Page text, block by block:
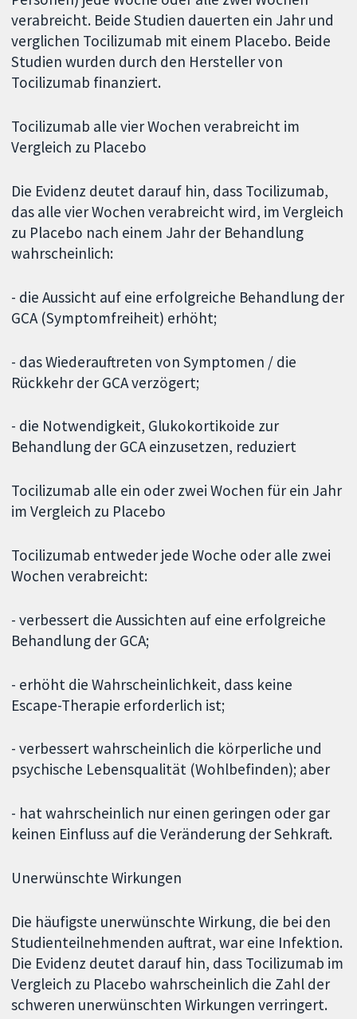
verabreicht. Beide Studien dauerten ein Jahr und
verglichen Tocilizumab mit einem Placebo. Beide
Studien wurden durch den Hersteller von
Tocilizumab finanziert.
Tocilizumab alle vier Wochen verabreicht im
Vergleich zu Placebo
Die Evidenz deutet darauf hin, dass Tocilizumab,
das alle vier Wochen verabreicht wird, im Vergleich
zu Placebo nach einem Jahr der Behandlung
wahrscheinlich:
- die Aussicht auf eine erfolgreiche Behandlung der
GCA (Symptomfreiheit) erhöht;
- das Wiederauftreten von Symptomen / die
Rückkehr der GCA verzögert;
- die Notwendigkeit, Glukokortikoide zur
Behandlung der GCA einzusetzen, reduziert
Tocilizumab alle ein oder zwei Wochen für ein Jahr
im Vergleich zu Placebo
Tocilizumab entweder jede Woche oder alle zwei
Wochen verabreicht:
- verbessert die Aussichten auf eine erfolgreiche
Behandlung der GCA;
- erhöht die Wahrscheinlichkeit, dass keine
Escape-Therapie erforderlich ist;
- verbessert wahrscheinlich die körperliche und
psychische Lebensqualität (Wohlbefinden); aber
- hat wahrscheinlich nur einen geringen oder gar
keinen Einfluss auf die Veränderung der Sehkraft.
Unerwünschte Wirkungen
Die häufigste unerwünschte Wirkung, die bei den
Studienteilnehmenden auftrat, war eine Infektion.
Die Evidenz deutet darauf hin, dass Tocilizumab im
Vergleich zu Placebo wahrscheinlich die Zahl der
schweren unerwünschten Wirkungen verringert.